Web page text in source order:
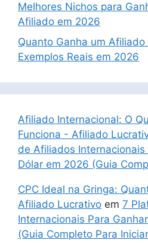
Melhores Nichos para
Afiliado em 2026
Quanto Ganha um
Exemplos Reais em 2026
Afiliado Internacional: O
Funciona - Afiliado
de Afiliados Internacionais
Dólar em 2026 (Guia
CPC Ideal na Gringa:
Afiliado Lucrativo em 7
Internacionais Para
(Guia Completo Para